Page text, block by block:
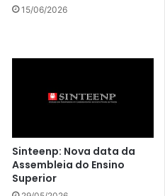
15/06/2026
Sinteenp: Nova data da
Assembleia do Ensino
Superior